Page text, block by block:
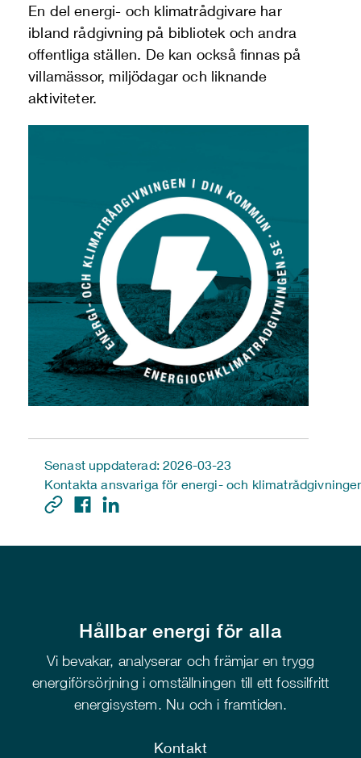
En del energi- och klimatrådgivare har
ibland rådgivning på bibliotek och andra
offentliga ställen. De kan också finnas på
villamässor, miljödagar och liknande
aktiviteter.
Senast uppdaterad: 2026-03-23
Kontakta ansvariga för energi- och
Hållbar energi för alla
Vi bevakar, analyserar och främjar en trygg
energiförsörjning i omställningen till ett fossilfritt
energisystem. Nu och i framtiden.
Kontakt